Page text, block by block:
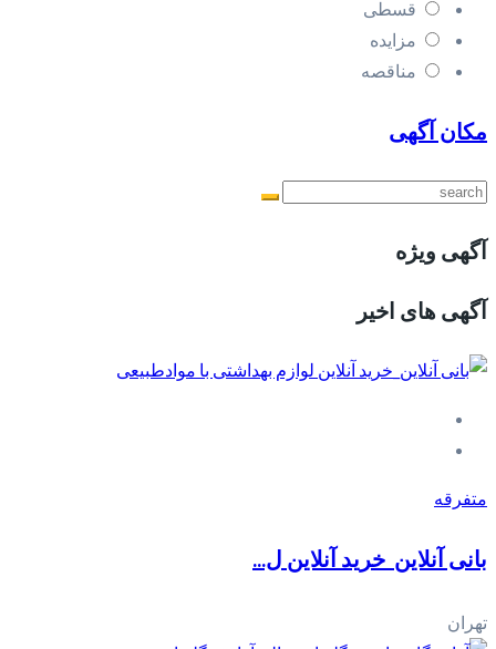
قسطی
مزایده
مناقصه
مکان آگهی
آگهی ویژه
آگهی های اخیر
متفرقه
بانی آنلاین_خرید آنلاین ل...
تهران